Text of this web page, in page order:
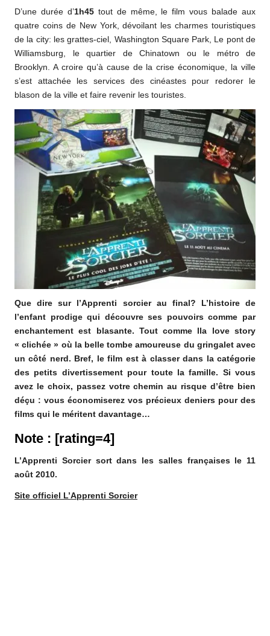
D’une durée d’1h45tout de même, le film vous balade aux
quatre coins de New York, dévoilant les charmes touristiques
de la city: les grattes-ciel, Washington Square Park, Le pont de
Williamsburg, le quartier de Chinatown ou le métro de
Brooklyn. A croire qu’à cause de la crise économique, la ville
s’est attachée les services des cinéastes pour redorer le
blason de la ville et faire revenir les touristes.
Que dire sur l’Apprenti sorcier au final? L’histoire de
l’enfant prodige qui découvre ses pouvoirs comme par
enchantement est blasante. Tout comme lla love story
« clichée » où la belle tombe amoureuse du gringalet avec
un côté nerd. Bref, le film est à classer dans la catégorie
des petits divertissement pour toute la famille. Si vous
avez le choix, passez votre chemin au risque d’être bien
déçu : vous économiserez vos précieux deniers pour des
films qui le méritent davantage…
Note : [rating=4]
L’Apprenti Sorcier sort dans les salles françaises le 11
août 2010.
Site officiel L’Apprenti Sorcier